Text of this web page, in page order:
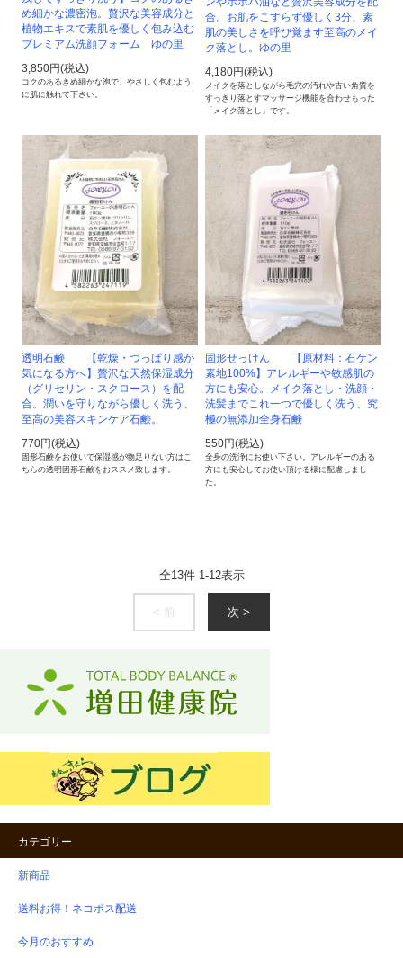
め細かな濃密泡。贅沢な美容成分と
植物エキスで素肌を優しく包み込む
プレミアム洗顔フォーム ゆの里
3,850円(税込)
コクのあるきめ細かな泡で、やさしく包むよう
に肌に触れて下さい。
合。お肌をこすらず優しく3分、素
肌の美しさを呼び覚ます至高のメイ
ク落とし。ゆの里
4,180円(税込)
メイクを落としながら毛穴の汚れや古い角質を
すっきり落とすマッサージ機能を合わせもった
「メイク落とし」です。
透明石鹸 【乾燥・つっぱり感が
気になる方へ】贅沢な天然保湿成分
（グリセリン・スクロース）を配
合。潤いを守りながら優しく洗う、
至高の美容スキンケア石鹸。
770円(税込)
固形石鹸をお使いで保湿感が物足りない方はこ
ちらの透明固形石鹸をおススメ致します。
固形せっけん 【原材料：石ケン
素地100%】アレルギーや敏感肌の
方にも安心。メイク落とし・洗顔・
洗髪までこれ一つで優しく洗う、究
極の無添加全身石鹸
550円(税込)
全身の洗浄にお使い下さい。アレルギーのある
方にも安心してお使い頂ける様に配慮しまし
た。
全13件 1-12表示
< 前 次 >
カテゴリー
新商品
送料お得！ネコポス配送
今月のおすすめ